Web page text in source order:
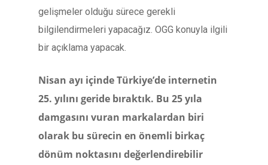
gelişmeler olduğu sürece gerekli
bilgilendirmeleri yapacağız. OGG konuyla ilgili
bir açıklama yapacak.
Nisan ayı içinde Türkiye’de internetin
25. yılını geride bıraktık. Bu 25 yıla
damgasını vuran markalardan biri
olarak bu sürecin en önemli birkaç
dönüm noktasını değerlendirebilir